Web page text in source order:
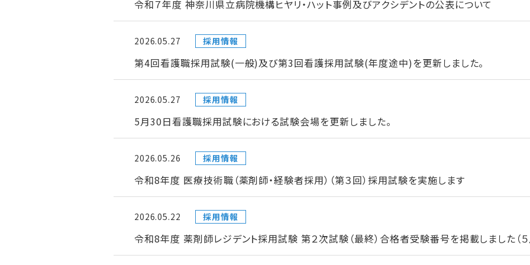
令和７年度 神奈川県立病院機構ヒヤリ・ハット事例及びアクシデントの公表について
2026.05.27 採用情報
第4回看護職採用試験(一般)及び第3回看護採用試験(年度途中)を更新しました。
2026.05.27 採用情報
5月30日看護職採用試験における試験会場を更新しました。
2026.05.26 採用情報
令和8年度 医療技術職（薬剤師・経験者採用）（第３回）採用試験を実施します
2026.05.22 採用情報
令和8年度 薬剤師レジデント採用試験 第２次試験（最終）合格者受験番号を掲載しました（